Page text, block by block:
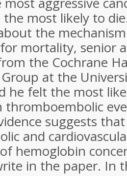
the most likely to
the
mortality, senior
the Cochrane
at the
he felt the most
thromboembolic
suggests
and
hemoglobin
in the paper. In